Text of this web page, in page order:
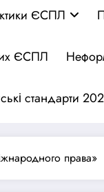
ЄСПЛ
ЄСПЛ
стандарти
права»